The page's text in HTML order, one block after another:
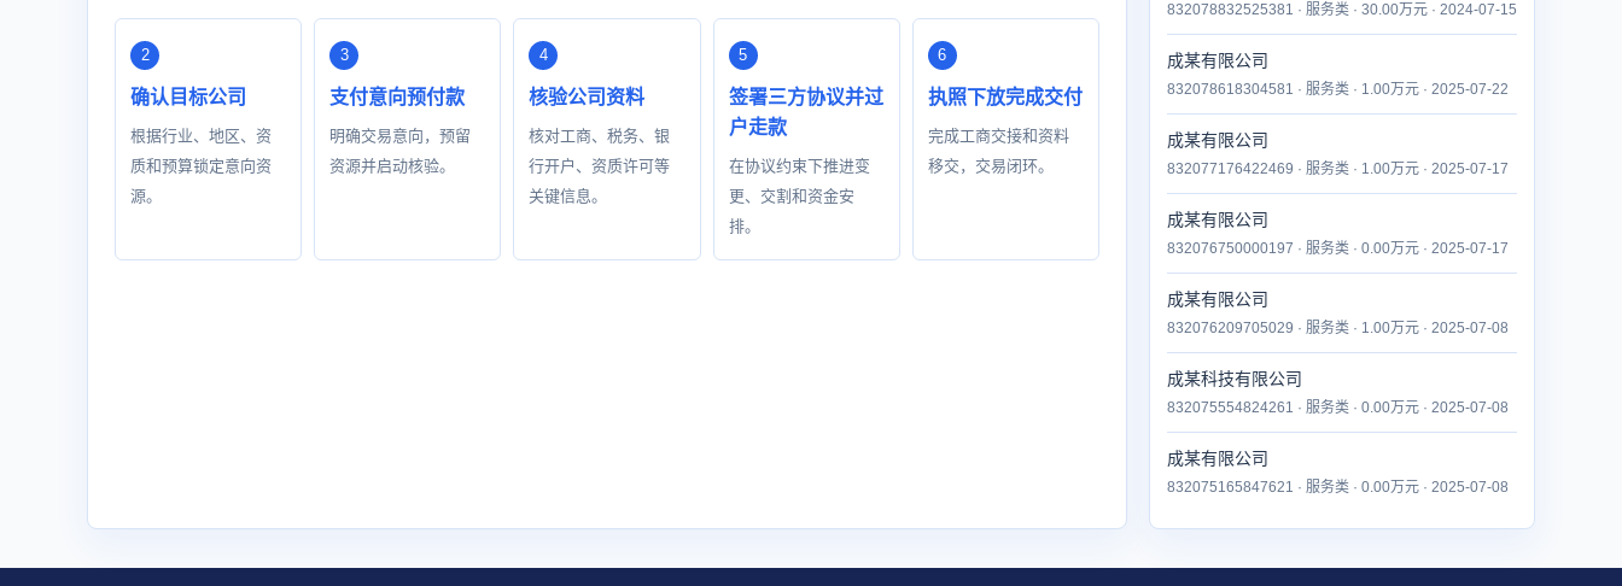
确认目标公司
根据行业、地区、资
质和预算锁定意向资
源。
支付意向预付款
明确交易意向，预留
资源并启动核验。
核验公司资料
核对工商、税务、银
行开户、资质许可等
关键信息。
签署三方协议并过
户走款
在协议约束下推进变
更、交割和资金安
排。
执照下放完成交付
完成工商交接和资料
移交，交易闭环。
832078832525381 · 服务类 · 30.00万元 · 2024-07-15
成某有限公司
832078618304581 · 服务类 · 1.00万元 · 2025-07-22
成某有限公司
832077176422469 · 服务类 · 1.00万元 · 2025-07-17
成某有限公司
832076750000197 · 服务类 · 0.00万元 · 2025-07-17
成某有限公司
832076209705029 · 服务类 · 1.00万元 · 2025-07-08
成某科技有限公司
832075554824261 · 服务类 · 0.00万元 · 2025-07-08
成某有限公司
832075165847621 · 服务类 · 0.00万元 · 2025-07-08